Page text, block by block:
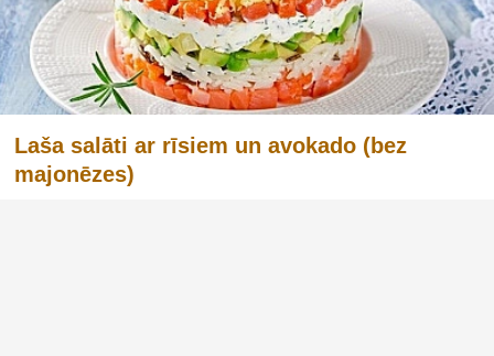
Laša salāti ar rīsiem un avokado (bez
majonēzes)